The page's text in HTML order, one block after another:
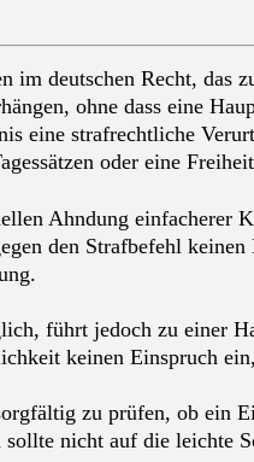
im deutschen Recht,
ohne dass eine
eine strafrechtliche
oder eine
Ahndung
den Strafbefehl
führt jedoch zu einer
keinen Einspruch
zu prüfen, ob ein
nicht auf die leichte